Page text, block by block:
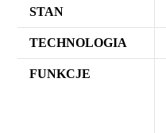
STAN
TECHNOLOGIA
FUNKCJE